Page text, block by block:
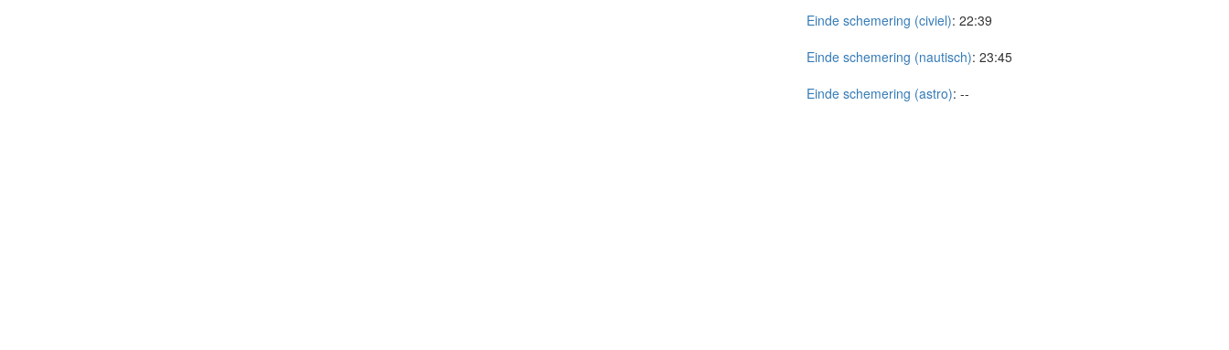
Einde schemering (civiel): 22:39
Einde schemering (nautisch): 23:45
Einde schemering (astro): --